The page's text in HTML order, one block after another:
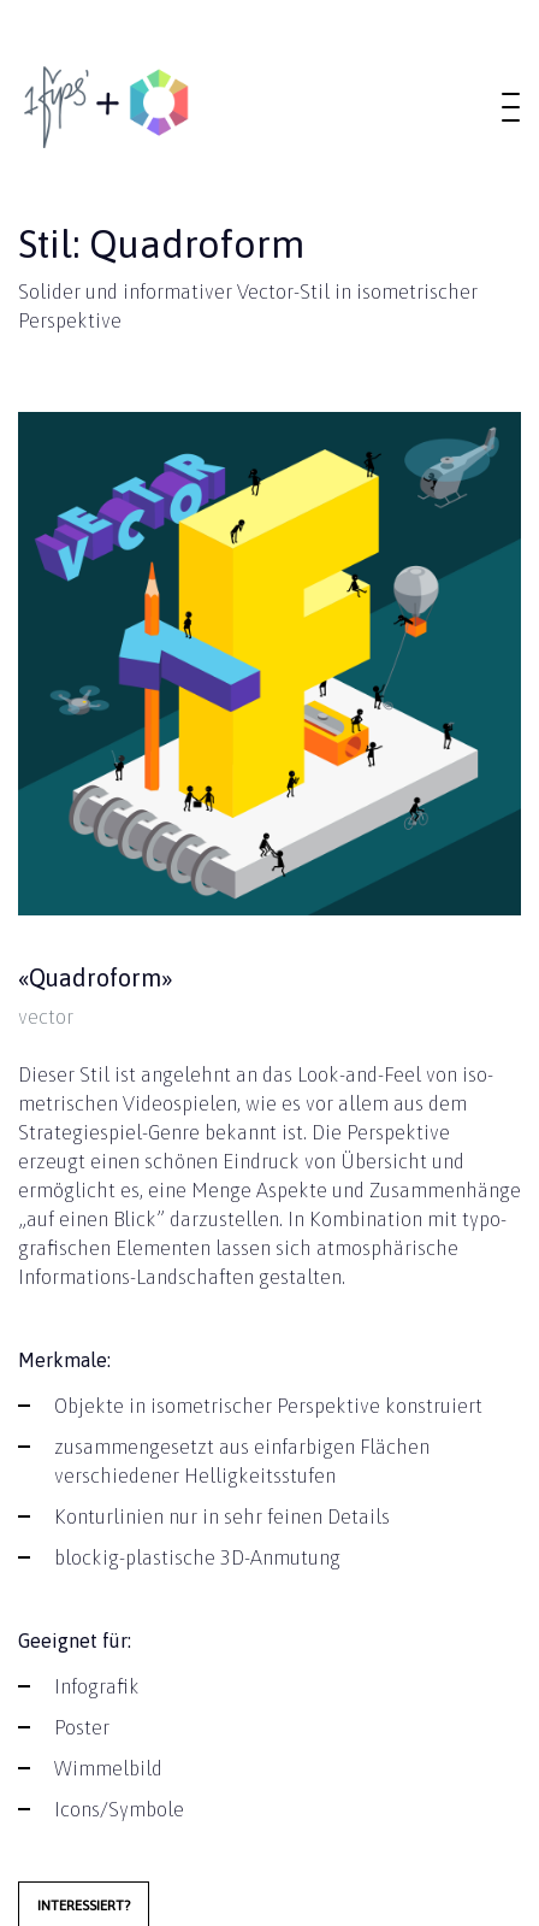
Stil: Quadroform
Solider und informativer Vector-Stil in isometrischer
Perspektive
«Quadroform»
vector
Dieser Stil ist angelehnt an das Look-and-Feel von iso­
metrischen Videospielen, wie es vor allem aus dem
Strategie­spiel-Genre bekannt ist. Die Perspektive
erzeugt einen schönen Eindruck von Übersicht und
ermöglicht es, eine Menge Aspekte und Zusammenhänge
„auf einen Blick” darzustellen. In Kombination mit typo­
grafischen Elementen lassen sich atmosphärische
Informations-Landschaften gestalten.
Merkmale:
Objekte in isometrischer Perspektive konstruiert
zusammengesetzt aus einfarbigen Flächen
verschiedener Helligkeitsstufen
Konturlinien nur in sehr feinen Details
blockig-plastische 3D-Anmutung
Geeignet für:
Infografik
Poster
Wimmelbild
Icons/Symbole
INTERESSIERT?